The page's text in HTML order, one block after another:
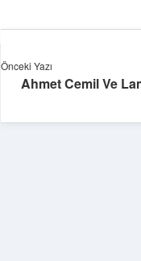
Önceki Yazı
Ahmet Cemil Ve